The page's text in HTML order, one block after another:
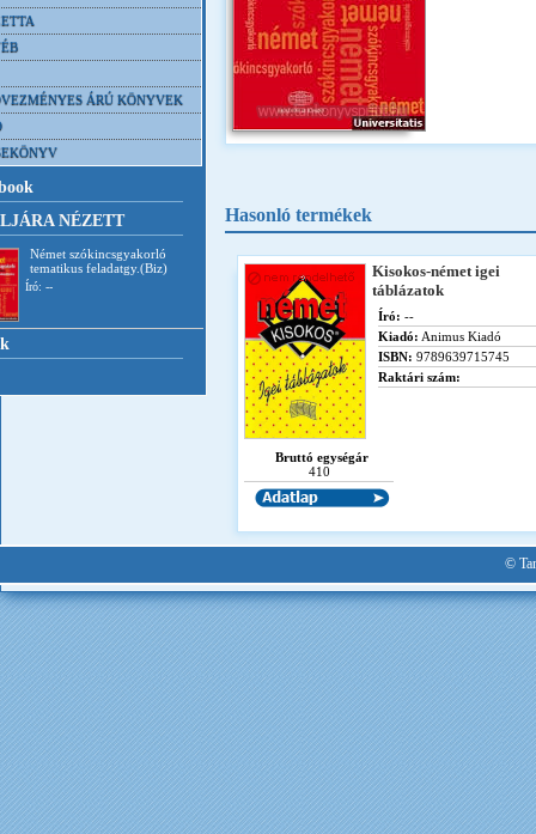
ÁRÚ KÖNYVEK
NÉZETT
Német szókincsgyakorló
tematikus feladatgy.(Biz)
Író: --
Hasonló termékek
Kisokos-német igei
táblázatok
Író: --
Kiadó: Animus Kiadó
ISBN: 9789639715745
Raktári szám:
Bruttó egységár
410
©